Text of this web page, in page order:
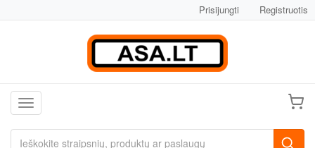
Prisijungti Registruotis
Toggle navigation